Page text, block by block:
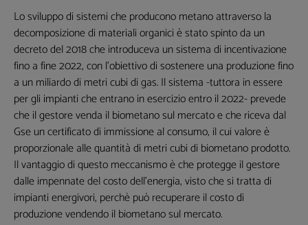
Lo sviluppo di sistemi che producono metano attraverso la
decomposizione di materiali organici è stato spinto da un
decreto del 2018 che introduceva un sistema di incentivazione
fino a fine 2022, con l'obiettivo di sostenere una produzione fino
a un miliardo di metri cubi di gas. Il sistema -tuttora in essere
per gli impianti che entrano in esercizio entro il 2022- prevede
che il gestore venda il biometano sul mercato e che riceva dal
Gse un certificato di immissione al consumo, il cui valore è
proporzionale alle quantità di metri cubi di biometano prodotto.
Il vantaggio di questo meccanismo è che protegge il gestore
dalle impennate del costo dell'energia, visto che si tratta di
impianti energivori, perchè può recuperare il costo di
produzione vendendo il biometano sul mercato.